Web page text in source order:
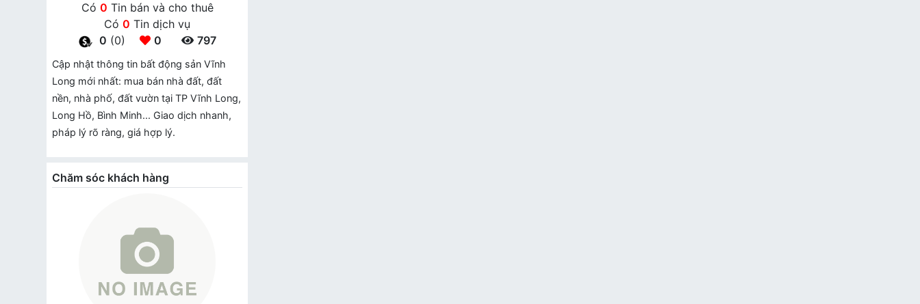
Có 0 Tin bán và cho thuê
Có 0 Tin dịch vụ
0 (0) 0 797
Cập nhật thông tin bất động sản Vĩnh
Long mới nhất: mua bán nhà đất, đất
nền, nhà phố, đất vườn tại TP Vĩnh Long,
Long Hồ, Bình Minh... Giao dịch nhanh,
pháp lý rõ ràng, giá hợp lý.
Chăm sóc khách hàng